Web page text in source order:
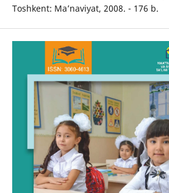
Toshkent: Ma’naviyat, 2008. - 176 b.